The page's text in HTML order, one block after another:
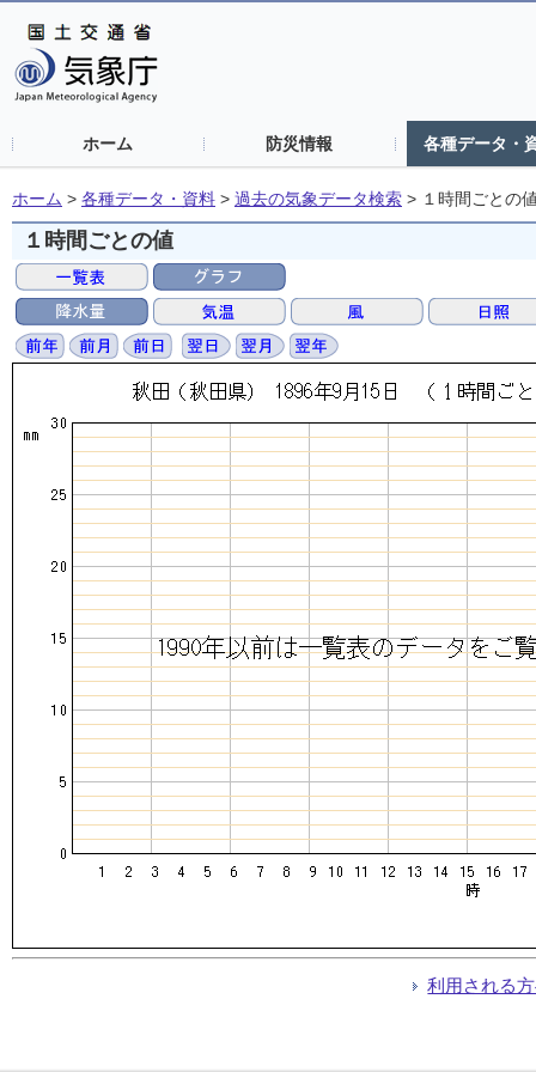
ホーム 防災情報 各種データ・
ホーム > 各種データ・資料 > 過去の気象データ検索 > １時間ごとの
１時間ごとの値
利用される